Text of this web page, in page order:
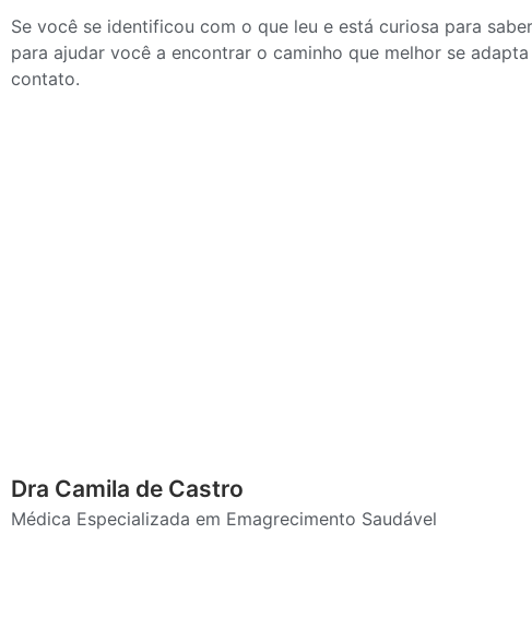
Se você se identificou com o que leu e está curiosa para
para ajudar você a encontrar o caminho que melhor se
contato.
Dra Camila de Castro
Médica Especializada em Emagrecimento Saudável